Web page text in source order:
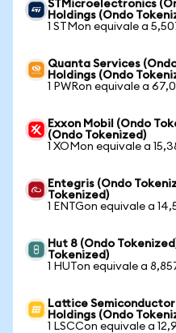
STMicroelectronics
Holdings (Ondo
1 STMon equivale a
Quanta Services
Holdings (Ondo
1 PWRon equivale a
Exxon Mobil (Ondo
(Ondo Tokenized)
1 XOMon equivale a
Entegris (Ondo
Tokenized)
1 ENTGon equivale a
Hut 8 (Ondo
Tokenized)
1 HUTon equivale a
Lattice Semiconductor
Holdings (Ondo
1 LSCCon equivale a